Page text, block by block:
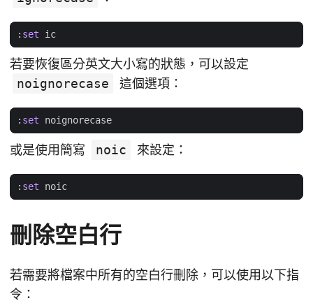
: set ic
若要恢復區分英文大小寫的狀態，可以設定
noignorecase
這個選項：
: set noignorecase
或是使用簡寫 noic 來設定：
: set noic
刪除空白行
若需要將檔案中所有的空白行刪除，可以使用以下指
令：